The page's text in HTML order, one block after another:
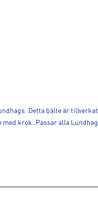
Detta bälte är
krok. Passar alla